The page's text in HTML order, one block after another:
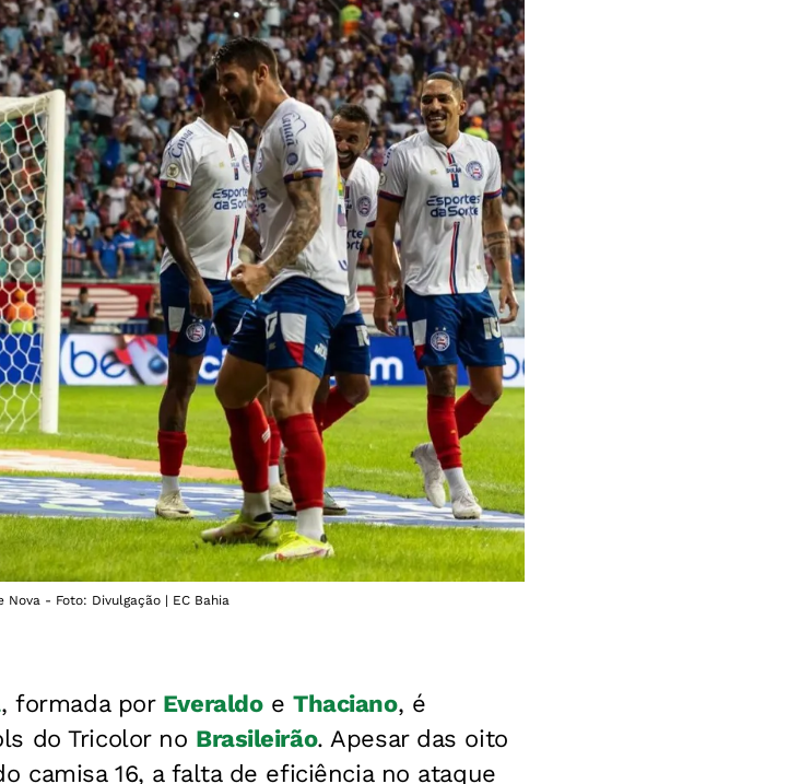
- Foto: Divulgação | EC Bahia
, formada por EveraldoeThaciano, é
do Tricolor no Brasileirão. Apesar das oito
camisa 16, a falta de eficiência no ataque